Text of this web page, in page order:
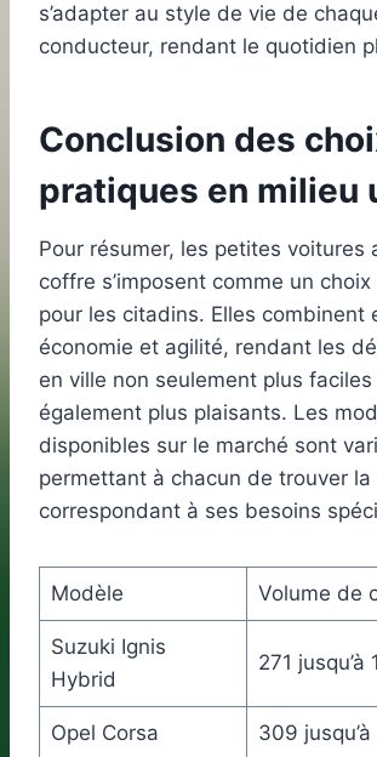
s’adapter au style de vie de
conducteur, rendant le quotidien
Conclusion des
pratiques en milieu
Pour résumer, les petites voitures
coffre s’imposent comme un
pour les citadins. Elles combinent
économie et agilité, rendant les
en ville non seulement plus faciles
également plus plaisants. Les
disponibles sur le marché sont
permettant à chacun de trouver la
correspondant à ses besoins
Modèle Volume de
Suzuki Ignis
Hybrid
271 jusqu’à
Opel Corsa 309 jusqu’à